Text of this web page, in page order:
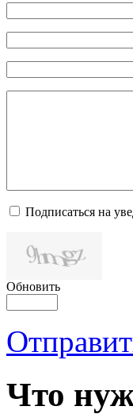
Подписаться на
Обновить
Что